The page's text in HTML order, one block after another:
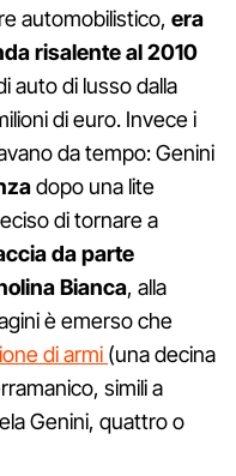
automobilistico, era
risalente al 2010
auto di lusso dalla
di euro. Invece i
da tempo: Genini
dopo una lite
di tornare a
da parte
Bianca, alla
è emerso che
di armi (una decina
simili a
Genini, quattro o